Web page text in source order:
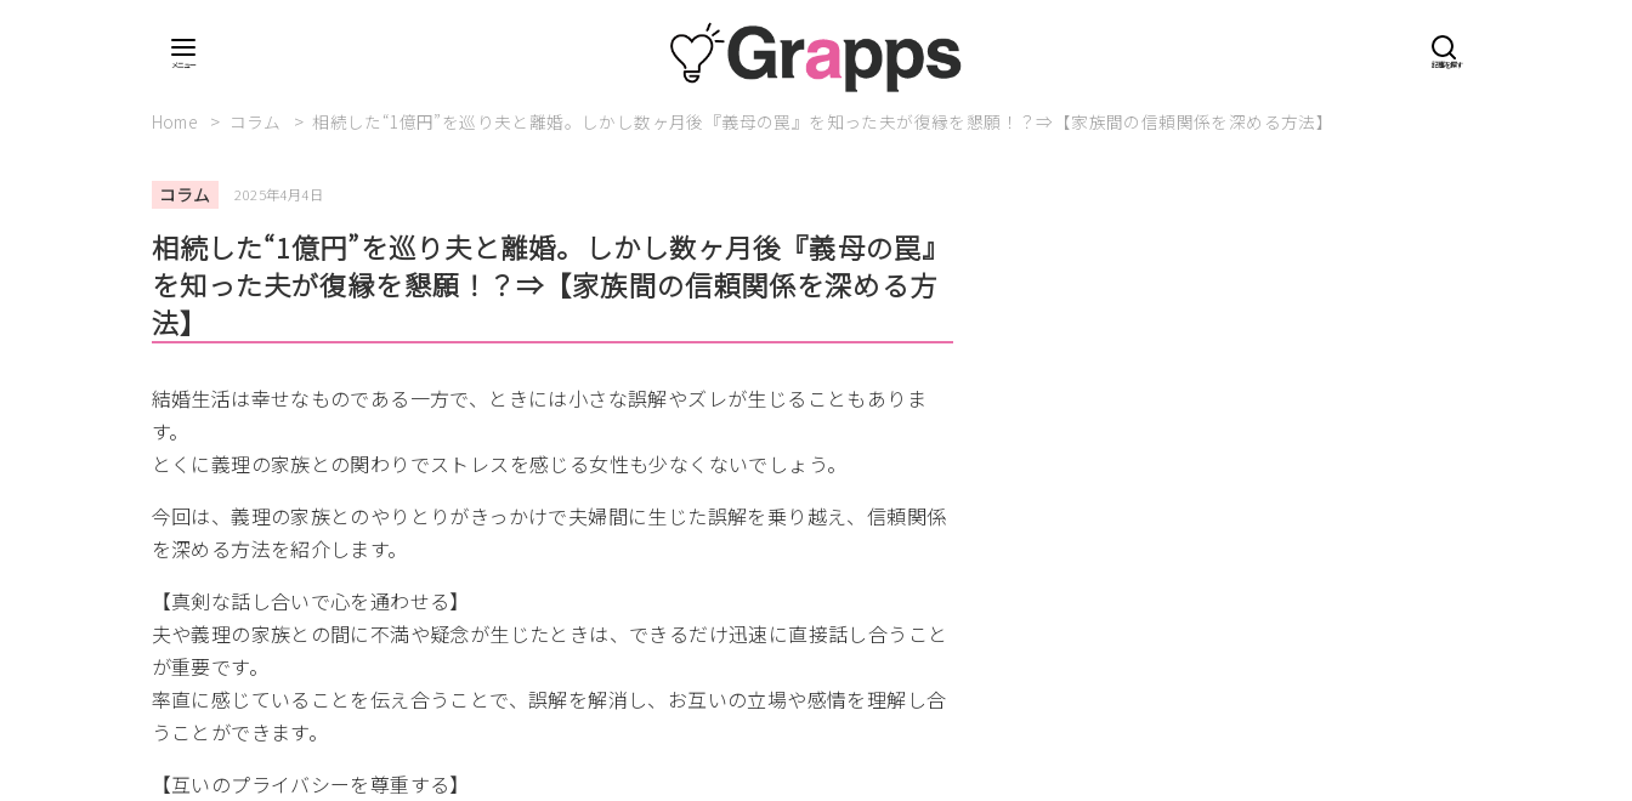
Home コラム 相続した“1億円”を巡り夫と離婚。しかし数ヶ月後『義母の罠』を知った夫が復縁を懇願！？⇒【家族間の信頼関係を深める方法】
コラム 2025年4月4日
相続した“1億円”を巡り夫と離婚。しかし数ヶ月後『義母の罠』
を知った夫が復縁を懇願！？⇒【家族間の信頼関係を深める方
法】
結婚生活は幸せなものである一方で、ときには小さな誤解やズレが生じることもありま
す。
とくに義理の家族との関わりでストレスを感じる女性も少なくないでしょう。
今回は、義理の家族とのやりとりがきっかけで夫婦間に生じた誤解を乗り越え、信頼関係
を深める方法を紹介します。
【真剣な話し合いで心を通わせる】
夫や義理の家族との間に不満や疑念が生じたときは、できるだけ迅速に直接話し合うこと
が重要です。
率直に感じていることを伝え合うことで、誤解を解消し、お互いの立場や感情を理解し合
うことができます。
【互いのプライバシーを尊重する】